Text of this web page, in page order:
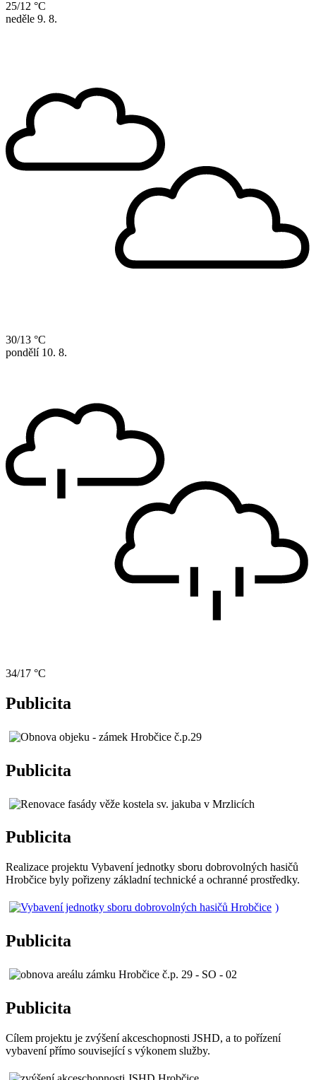
25/12 °C
neděle 9. 8.
30/13 °C
pondělí 10. 8.
34/17 °C
Publicita
Publicita
Publicita
Realizace projektu Vybavení jednotky sboru dobrovolných hasičů
Hrobčice byly pořizeny základní technické a ochranné prostředky.
)
Publicita
Publicita
Cílem projektu je zvýšení akceschopnosti JSHD, a to pořízení
vybavení přímo související s výkonem služby.